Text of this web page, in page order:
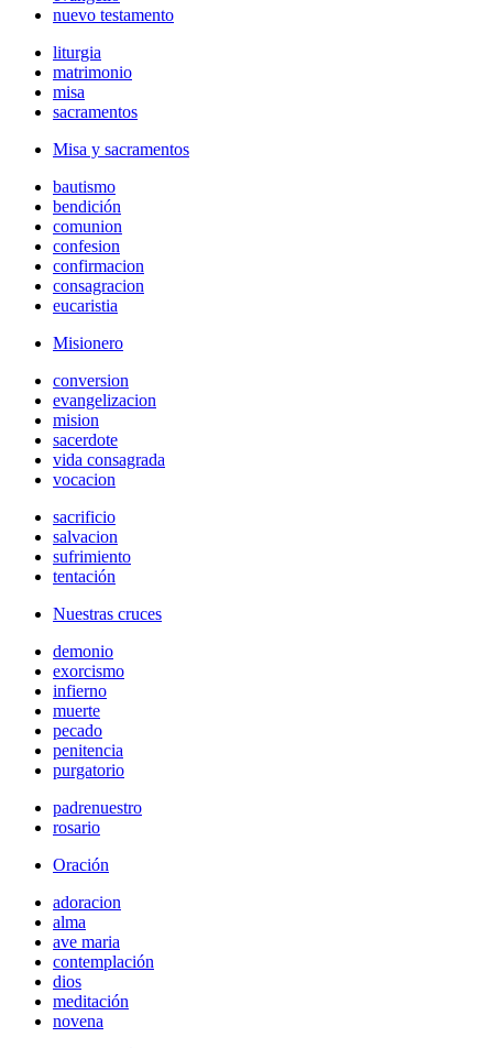
nuevo testamento
liturgia
matrimonio
misa
sacramentos
Misa y sacramentos
bautismo
bendición
comunion
confesion
confirmacion
consagracion
eucaristia
Misionero
conversion
evangelizacion
mision
sacerdote
vida consagrada
vocacion
sacrificio
salvacion
sufrimiento
tentación
Nuestras cruces
demonio
exorcismo
infierno
muerte
pecado
penitencia
purgatorio
padrenuestro
rosario
Oración
adoracion
alma
ave maria
contemplación
dios
meditación
novena